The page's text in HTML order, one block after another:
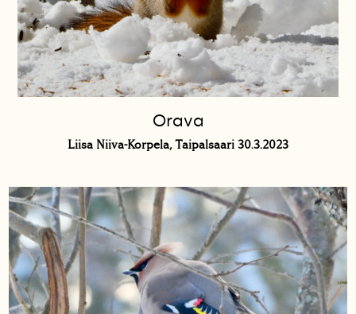
Orava
Liisa Niiva-Korpela, Taipalsaari 30.3.2023